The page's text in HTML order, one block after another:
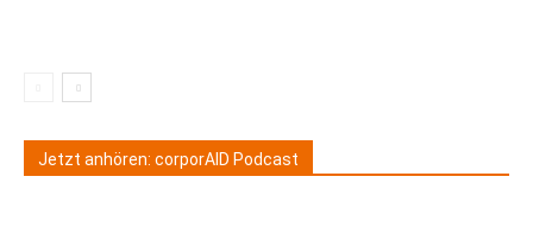
Jetzt anhören: corporAID Podcast